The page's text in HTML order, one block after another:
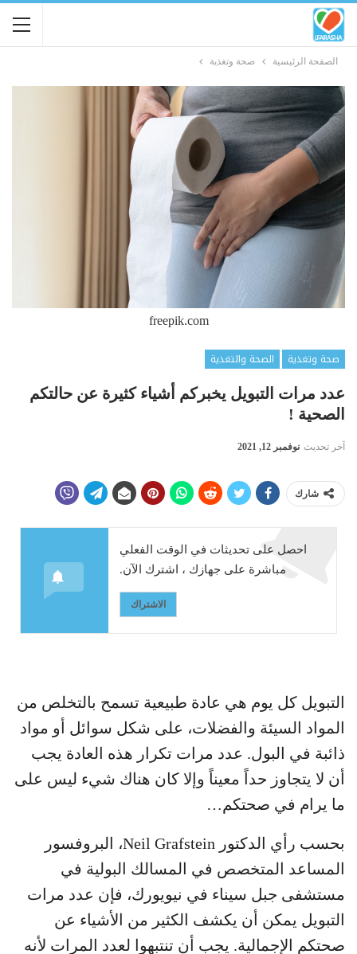
الصفحة الرئيسية صحة وتغذية
freepik.com
صحة وتغذية
الصحة والتغذية
عدد مرات التبويل يخبركم أشياء كثيرة عن حالتكم
الصحية !
آخر تحديث نوفمبر 12, 2021
شارك
احصل على تحديثات في الوقت الفعلي
مباشرة على جهازك ، اشترك الآن.
الاشتراك
التبويل كل يوم هي عادة طبيعية تسمح بالتخلص من
المواد السيئة والفضلات، على شكل سوائل أو مواد
ذائبة في البول. عدد مرات تكرار هذه العادة يجب
أن لا يتجاوز حداً معيناً وإلا كان هناك شيء ليس على
ما يرام في صحتكم…
بحسب رأي الدكتور Neil Grafstein، البروفسور
المساعد المتخصص في المسالك البولية في
مستشفى جبل سيناء في نيويورك، فإن عدد مرات
التبويل يمكن أن يكشف الكثير من الأشياء عن
صحتكم الإجمالية. يجب أن تنتبهوا لعدد المرات لأنه